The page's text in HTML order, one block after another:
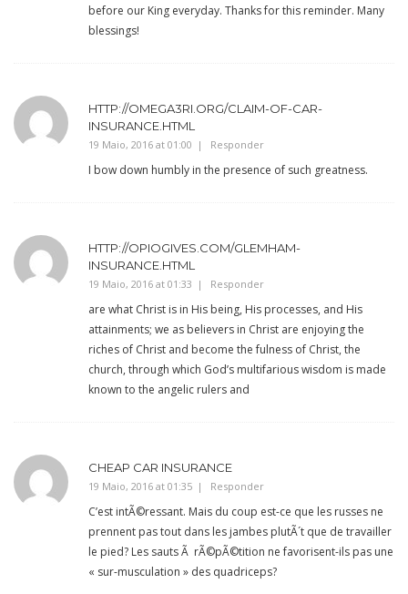
before our King everyday. Thanks for this reminder. Many
blessings!
HTTP://OMEGA3RI.ORG/CLAIM-OF-CAR-
INSURANCE.HTML
19 Maio, 2016 at 01:00 Responder
I bow down humbly in the presence of such greatness.
HTTP://OPIOGIVES.COM/GLEMHAM-
INSURANCE.HTML
19 Maio, 2016 at 01:33 Responder
are what Christ is in His being, His processes, and His
attainments; we as believers in Christ are enjoying the
riches of Christ and become the fulness of Christ, the
church, through which God’s multifarious wisdom is made
known to the angelic rulers and
CHEAP CAR INSURANCE
19 Maio, 2016 at 01:35 Responder
C’est intÃ©ressant. Mais du coup est-ce que les russes ne
prennent pas tout dans les jambes plutÃ´t que de travailler
le pied? Les sauts Ã rÃ©pÃ©tition ne favorisent-ils pas une
« sur-musculation » des quadriceps?